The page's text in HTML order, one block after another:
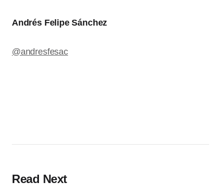
Andrés Felipe Sánchez
@andresfesac
Read Next